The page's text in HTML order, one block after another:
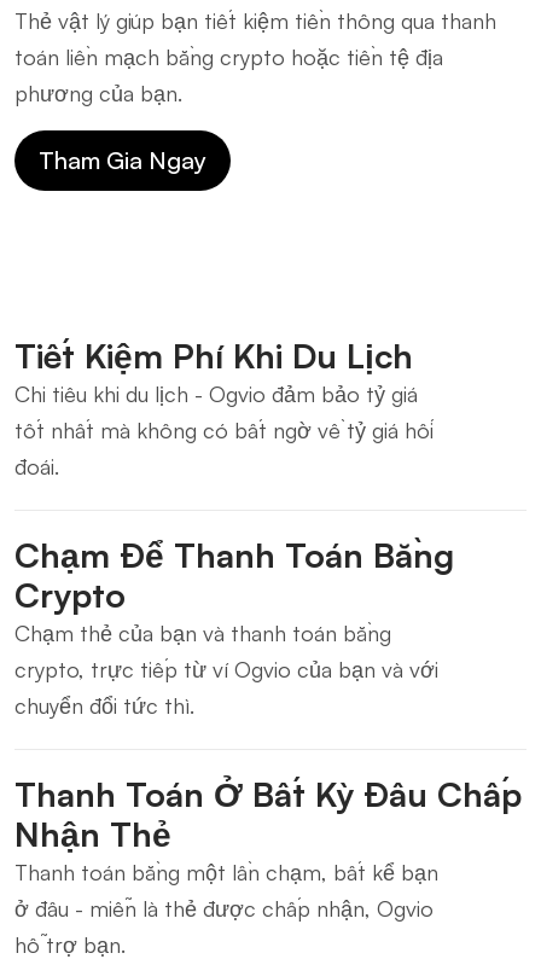
Thẻ vật lý giúp bạn tiết kiệm tiền thông qua thanh
toán liền mạch bằng crypto hoặc tiền tệ địa
phương của bạn.
Tham Gia Ngay
Tiết Kiệm Phí Khi Du Lịch
Chi tiêu khi du lịch - Ogvio đảm bảo tỷ giá
tốt nhất mà không có bất ngờ về tỷ giá hối
đoái.
Chạm Để Thanh Toán Bằng
Crypto
Chạm thẻ của bạn và thanh toán bằng
crypto, trực tiếp từ ví Ogvio của bạn và với
chuyển đổi tức thì.
Thanh Toán Ở Bất Kỳ Đâu Chấp
Nhận Thẻ
Thanh toán bằng một lần chạm, bất kể bạn
ở đâu - miễn là thẻ được chấp nhận, Ogvio
hỗ trợ bạn.